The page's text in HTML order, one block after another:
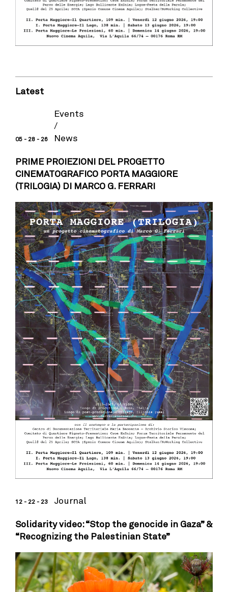
Latest
05 - 28 - 26
Events
/
News
PRIME PROIEZIONI DEL PROGETTO
CINEMATOGRAFICO PORTA MAGGIORE
(TRILOGIA) DI MARCO G. FERRARI
12 - 22 - 23 Journal
Solidarity video: “Stop the genocide in Gaza” &
“Recognizing the Palestinian State”